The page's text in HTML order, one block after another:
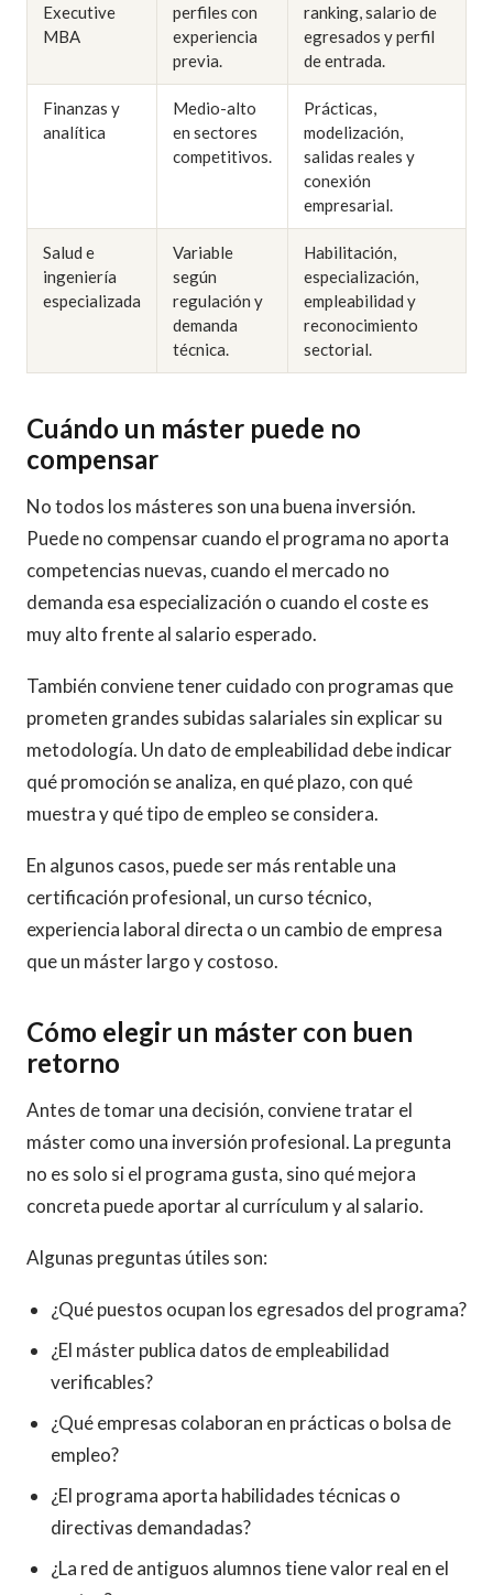
Executive
MBA
perfiles con
experiencia
previa.
ranking, salario de
egresados y perfil
de entrada.
Finanzas y
analítica
Medio-alto
en sectores
competitivos.
Prácticas,
modelización,
salidas reales y
conexión
empresarial.
Salud e
ingeniería
especializada
Variable
según
regulación y
demanda
técnica.
Habilitación,
especialización,
empleabilidad y
reconocimiento
sectorial.
Cuándo un máster puede no
compensar
No todos los másteres son una buena inversión.
Puede no compensar cuando el programa no aporta
competencias nuevas, cuando el mercado no
demanda esa especialización o cuando el coste es
muy alto frente al salario esperado.
También conviene tener cuidado con programas que
prometen grandes subidas salariales sin explicar su
metodología. Un dato de empleabilidad debe indicar
qué promoción se analiza, en qué plazo, con qué
muestra y qué tipo de empleo se considera.
En algunos casos, puede ser más rentable una
certificación profesional, un curso técnico,
experiencia laboral directa o un cambio de empresa
que un máster largo y costoso.
Cómo elegir un máster con buen
retorno
Antes de tomar una decisión, conviene tratar el
máster como una inversión profesional. La pregunta
no es solo si el programa gusta, sino qué mejora
concreta puede aportar al currículum y al salario.
Algunas preguntas útiles son:
¿Qué puestos ocupan los egresados del programa?
¿El máster publica datos de empleabilidad
verificables?
¿Qué empresas colaboran en prácticas o bolsa de
empleo?
¿El programa aporta habilidades técnicas o
directivas demandadas?
¿La red de antiguos alumnos tiene valor real en el